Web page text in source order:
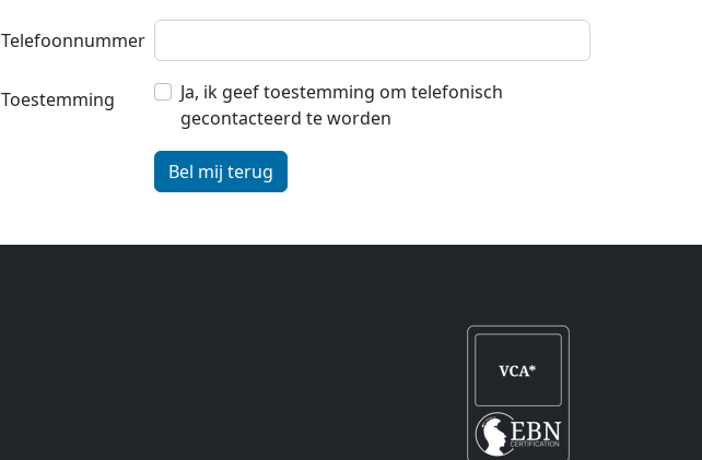
Telefoonnummer
Toestemming
Ja, ik geef toestemming om telefonisch
gecontacteerd te worden